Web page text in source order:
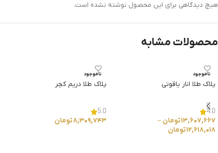
هیچ دیدگاهی برای این محصول نوشته نشده است.
محصولات مشابه
ناموجود
پلاک طلا انار یاقوتی
4.0
۱۳,۶۰۷,۶۶۷تومان –
۱۲,۶۱۸,۰۱۸تومان
ناموجود
پلاک طلا دریم کچر
5.0
۸,۳۰۹,۷۴۳تومان